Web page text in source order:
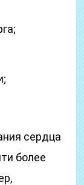
сердца
более